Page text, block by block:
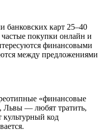
банковских карт 25–40
покупки онлайн и
финансовыми
между предложениями
«финансовые
— любят тратить,
код